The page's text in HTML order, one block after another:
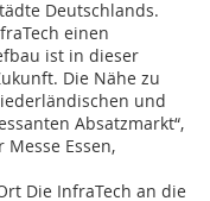
Deutschlands.
einen
ist in dieser
Die Nähe zu
und
Absatzmarkt“,
Essen,
Die InfraTech an die